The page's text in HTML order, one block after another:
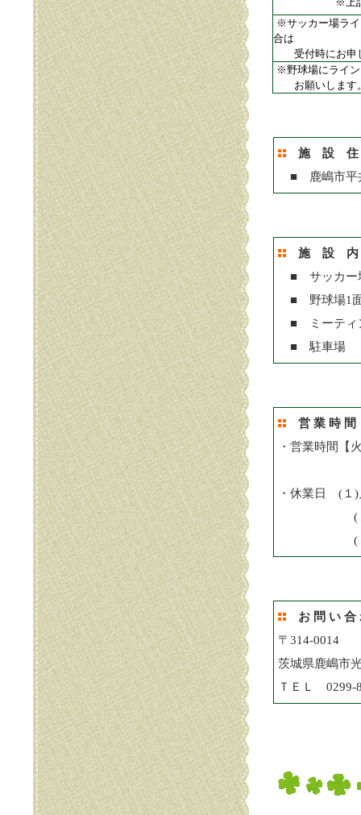
※サッカー場ラ
合は
受付時にお申
※野球場にライ
お願いします
施 設
■ 鹿嶋市平
施 設
■ サッカー
■ 野球場1面
■ ミーティ
■ 駐車場
営 業 時 間
・営業時間【
・休業日 (１)
(２)年
(３)その他
お 問 い 合
〒314-0014
茨城県鹿嶋市
ＴＥＬ 0299-